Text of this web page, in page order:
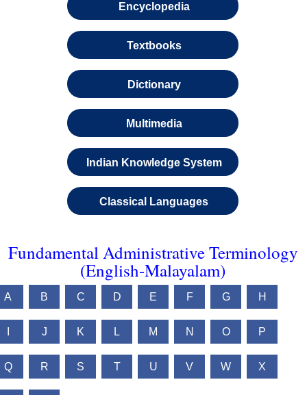
Encyclopedia
Textbooks
Dictionary
Multimedia
Indian Knowledge System
Classical Languages
Fundamental Administrative Terminology
(English-Malayalam)
A B C D E F G H
J K L M N O P
Q R S T U V W X